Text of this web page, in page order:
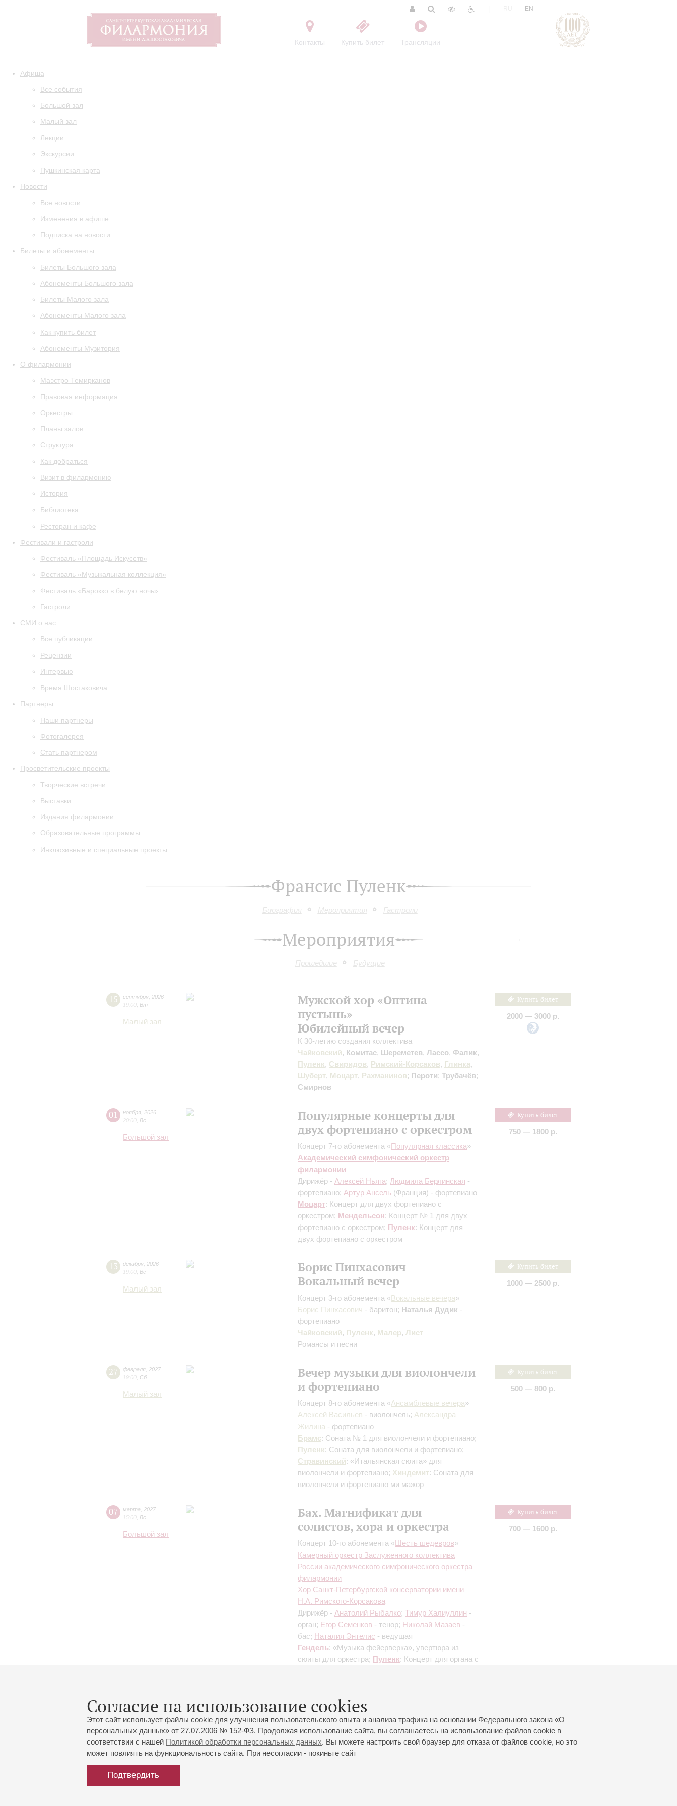
Контакты Купить билет Трансляции
EN
Афиша
Все события
Большой зал
Малый зал
Лекции
Экскурсии
Пушкинская карта
Новости
Все новости
Изменения в афише
Подписка на новости
Билеты и абонементы
Билеты Большого зала
Абонементы Большого зала
Билеты Малого зала
Абонементы Малого зала
Как купить билет
Абонементы Музитория
О филармонии
Маэстро Темирканов
Правовая информация
Оркестры
Планы залов
Структура
Как добраться
Визит в филармонию
История
Библиотека
Ресторан и кафе
Фестивали и гастроли
Фестиваль «Площадь Искусств»
Фестиваль «Музыкальная коллекция»
Фестиваль «Барокко в белую ночь»
Гастроли
СМИ о нас
Все публикации
Рецензии
Интервью
Время Шостаковича
Партнеры
Наши партнеры
Фотогалерея
Стать партнером
Просветительские проекты
Творческие встречи
Выставки
Издания филармонии
Образовательные программы
Инклюзивные и специальные проекты
Франсис Пуленк
Биография Мероприятия Гастроли
Согласие на использование cookies
Этот сайт использует файлы cookie для улучшения пользовательского опыта и анализа трафика на основании Федерального закона «О
персональных данных» от 27.07.2006 № 152-ФЗ. Продолжая использование сайта, вы соглашаетесь на использование файлов cookie в
соответствии с нашей Политикой обработки персональных данных. Вы можете настроить свой браузер для отказа от файлов cookie, но это
может повлиять на функциональность сайта. При несогласии - покиньте сайт
Подтвердить
Мероприятия
Прошедшие Будущие
15 сентября 2026
19:00 Вт
Малый зал
Мужской хор «Оптина
пустынь»
Юбилейный вечер
К 30-летию создания коллектива
Чайковский, Комитас, Шереметев, Лассо, Фалик,
Пуленк, Свиридов, Римский-Корсаков, Глинка,
Шуберт, Моцарт, Рахманинов; Пероти; Трубачёв;
Смирнов
Купить билет
2000 — 3000 р.
01 ноября 2026
20:00 Вс
Большой зал
Популярные концерты для
двух фортепиано с оркестром
Концерт 7-го абонемента «Популярная классика»
Академический симфонический оркестр
филармонии
Дирижёр - Алексей Ньяга; Людмила Берлинская -
фортепиано; Артур Ансель (Франция) - фортепиано
Моцарт: Концерт для двух фортепиано с
оркестром; Мендельсон: Концерт № 1 для двух
фортепиано с оркестром; Пуленк: Концерт для
двух фортепиано с оркестром
Купить билет
750 — 1800 р.
13 декабря 2026
19:00 Вс
Малый зал
Борис Пинхасович
Вокальный вечер
Концерт 3-го абонемента «Вокальные вечера»
Борис Пинхасович - баритон; Наталья Дудик -
фортепиано
Чайковский, Пуленк, Малер, Лист
Романсы и песни
Купить билет
1000 — 2500 р.
27 февраля 2027
19:00 Сб
Малый зал
Вечер музыки для виолончели
и фортепиано
Концерт 8-го абонемента «Ансамблевые вечера»
Алексей Васильев - виолончель; Александра
Жилина - фортепиано
Брамс: Соната № 1 для виолончели и фортепиано;
Пуленк: Соната для виолончели и фортепиано;
Стравинский: «Итальянская сюита» для
виолончели и фортепиано; Хиндемит: Соната для
виолончели и фортепиано ми мажор
Купить билет
500 — 800 р.
07 марта
2027
15:00 Вс
Большой зал
Бах. Магнификат для
солистов, хора и оркестра
Концерт 10-го абонемента «Шесть шедевров»
Камерный оркестр Заслуженного коллектива
России академического симфонического оркестра
филармонии
Хор Санкт-Петербургской консерватории имени
Н.А. Римского-Корсакова
Дирижёр - Анатолий Рыбалко; Тимур Халиуллин -
орган; Егор Семенков - тенор; Николай Мазаев -
бас; Наталия Энтелис - ведущая
Гендель: «Музыка фейерверка», увертюра из
сюиты для оркестра; Пуленк: Концерт для органа с
дополнительно
Купить билет
700 — 1600 р.